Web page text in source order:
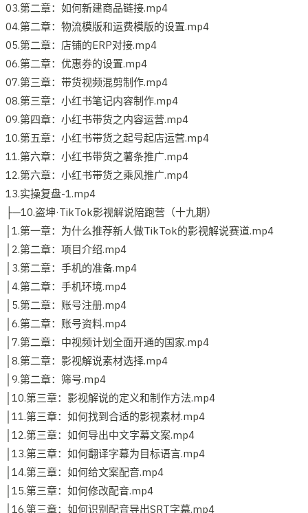
03.第二章：如何新建商品链接.mp4
04.第二章：物流模版和运费模版的设置.mp4
05.第二章：店铺的ERP对接.mp4
06.第二章：优惠券的设置.mp4
07.第三章：带货视频混剪制作.mp4
08.第三章：小红书笔记内容制作.mp4
09.第四章：小红书带货之内容运营.mp4
10.第五章：小红书带货之起号起店运营.mp4
11.第六章：小红书带货之薯条推广.mp4
12.第六章：小红书带货之乘风推广.mp4
13.实操复盘-1.mp4
├─10.盗坤·TikTok影视解说陪跑营（十九期）
│1.第一章：为什么推荐新人做TikTok的影视解说赛道.mp4
│2.第二章：项目介绍.mp4
│3.第二章：手机的准备.mp4
│4.第二章：手机环境.mp4
│5.第二章：账号注册.mp4
│6.第二章：账号资料.mp4
│7.第二章：中视频计划全面开通的国家.mp4
│8.第二章：影视解说素材选择.mp4
│9.第二章：筛号.mp4
│10.第三章：影视解说的定义和制作方法.mp4
│11.第三章：如何找到合适的影视素材.mp4
│12.第三章：如何导出中文字幕文案.mp4
│13.第三章：如何翻译字幕为目标语言.mp4
│14.第三章：如何给文案配音.mp4
│15.第三章：如何修改配音.mp4
│16.第三章：如何识别配音导出SRT字幕.mp4